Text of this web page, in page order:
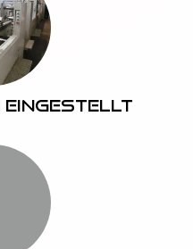
eingestellt